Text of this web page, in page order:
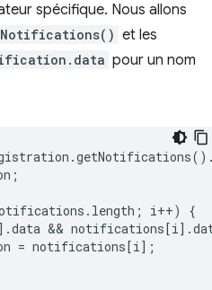
spécifique. Nous allons
et les
pour un nom
.getNotifications
;
. length ; i++)
{
].data && notifications[i].
= notifications[i];